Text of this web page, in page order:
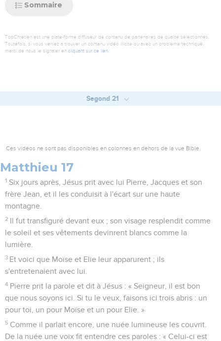
Sommaire
TopChrétien est une plate-forme diffuseur de contenu de partenaires de qualité sélectionnés.
Toutefois, si vous veniez à trouver un contenu vidéo illicite ou avec un problème technique,
merci de nous le signaler en cliquant sur ce lien
Segond 21
Ces vidéos ne sont pas disponibles en colonnes en dehors de la vue Bible.
Matthieu 17
1 Six jours après, Jésus prit avec lui Pierre, Jacques et son
frère Jean, et il les conduisit à l'écart sur une haute
montagne.
2 Il fut transfiguré devant eux ; son visage resplendit comme
le soleil et ses vêtements devinrent blancs comme la
lumière.
3 Et voici que Moïse et Elie leur apparurent ; ils
s'entretenaient avec lui.
4 Pierre prit la parole et dit à Jésus : « Seigneur, il est bon
que nous soyons ici. Si tu le veux, faisons ici trois abris : un
pour toi, un pour Moïse et un pour Elie. »
5 Comme il parlait encore, une nuée lumineuse les couvrit.
De la nuée une voix fit entendre ces paroles : « Celui-ci est